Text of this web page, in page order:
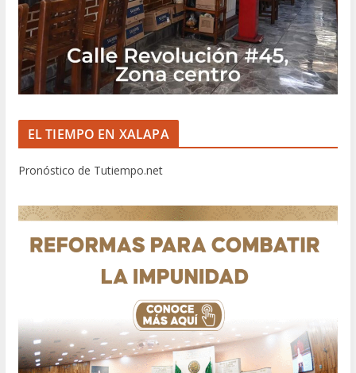
EL TIEMPO EN XALAPA
Pronóstico de Tutiempo.net